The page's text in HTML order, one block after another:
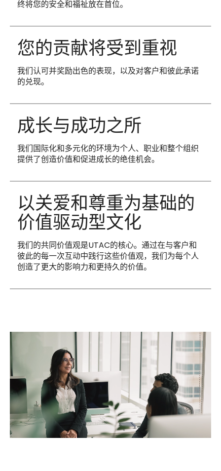
终将您的安全和福祉放在首位。
您的贡献将受到重视
我们认可并奖励出色的表现，以及对客户和彼此承诺
的兑现。
成长与成功之所
我们国际化和多元化的环境为个人、职业和整个组织
提供了创造价值和促进成长的绝佳机会。
以关爱和尊重为基础的
价值驱动型文化
我们的共同价值观是UTAC的核心。通过在与客户和
彼此的每一次互动中践行这些价值观，我们为每个人
创造了更大的影响力和更持久的价值。